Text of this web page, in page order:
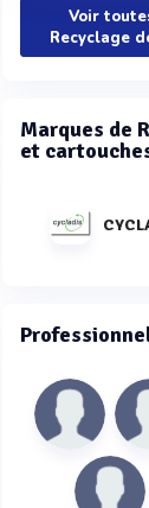
Voir
Recyclage
Marques de
et